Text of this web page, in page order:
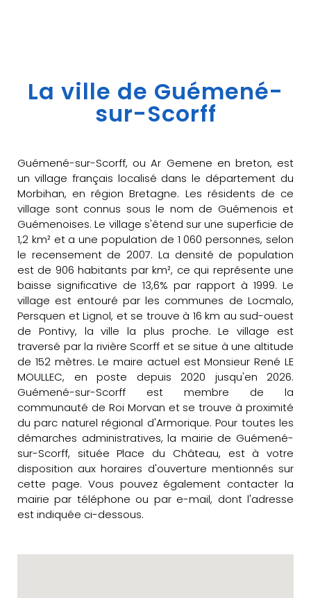
La ville de Guémené-
sur-Scorff
Guémené-sur-Scorff, ou Ar Gemene en breton, est
un village français localisé dans le département du
Morbihan, en région Bretagne. Les résidents de ce
village sont connus sous le nom de Guémenois et
Guémenoises. Le village s'étend sur une superficie de
1,2 km² et a une population de 1 060 personnes, selon
le recensement de 2007. La densité de population
est de 906 habitants par km², ce qui représente une
baisse significative de 13,6% par rapport à 1999. Le
village est entouré par les communes de Locmalo,
Persquen et Lignol, et se trouve à 16 km au sud-ouest
de Pontivy, la ville la plus proche. Le village est
traversé par la rivière Scorff et se situe à une altitude
de 152 mètres. Le maire actuel est Monsieur René LE
MOULLEC, en poste depuis 2020 jusqu'en 2026.
Guémené-sur-Scorff est membre de la
communauté de Roi Morvan et se trouve à proximité
du parc naturel régional d'Armorique. Pour toutes les
démarches administratives, la mairie de Guémené-
sur-Scorff, située Place du Château, est à votre
disposition aux horaires d'ouverture mentionnés sur
cette page. Vous pouvez également contacter la
mairie par téléphone ou par e-mail, dont l'adresse
est indiquée ci-dessous.